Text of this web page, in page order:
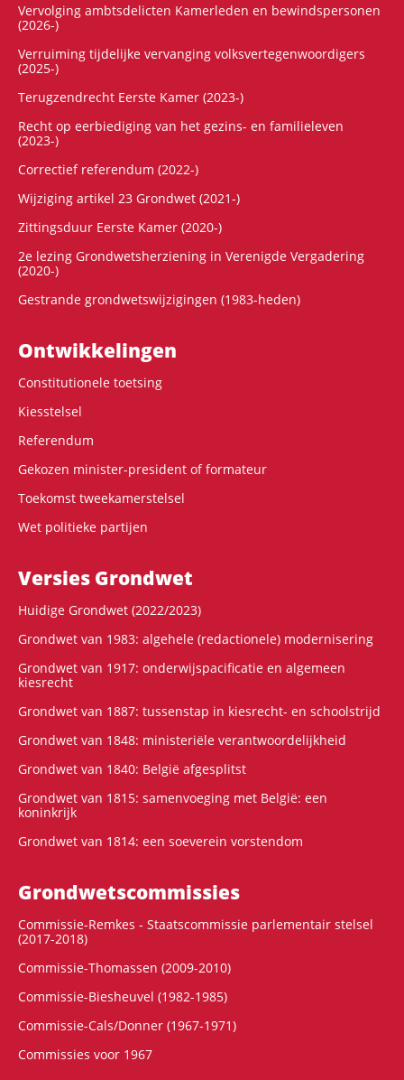
Vervolging ambtsdelicten Kamerleden en bewindspersonen
(2026-)
Verruiming tijdelijke vervanging volksvertegenwoordigers
(2025-)
Terugzendrecht Eerste Kamer (2023-)
Recht op eerbiediging van het gezins- en familieleven
(2023-)
Correctief referendum (2022-)
Wijziging artikel 23 Grondwet (2021-)
Zittingsduur Eerste Kamer (2020-)
2e lezing Grondwetsherziening in Verenigde Vergadering
(2020-)
Gestrande grondwetswijzigingen (1983-heden)
Ontwikke­lingen
Constitutionele toetsing
Kiesstelsel
Referendum
Gekozen minister-president of formateur
Toekomst tweekamerstelsel
Wet politieke partijen
Versies Grondwet
Huidige Grondwet (2022/2023)
Grondwet van 1983: algehele (redactionele) modernisering
Grondwet van 1917: onderwijspacificatie en algemeen
kiesrecht
Grondwet van 1887: tussenstap in kiesrecht- en schoolstrijd
Grondwet van 1848: ministeriële verantwoordelijkheid
Grondwet van 1840: België afgesplitst
Grondwet van 1815: samenvoeging met België: een
koninkrijk
Grondwet van 1814: een soeverein vorstendom
Grondwets­commissies
Commissie-Remkes - Staatscommissie parlementair stelsel
(2017-2018)
Commissie-Thomassen (2009-2010)
Commissie-Biesheuvel (1982-1985)
Commissie-Cals/Donner (1967-1971)
Commissies voor 1967